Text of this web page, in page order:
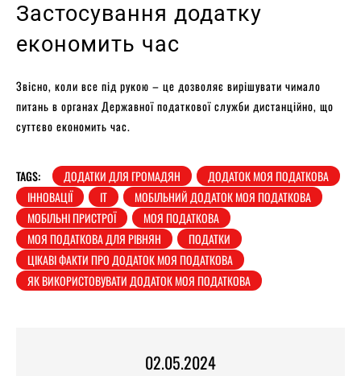
Застосування додатку
економить час
Звісно, коли все під рукою – це дозволяє вирішувати чимало
питань в органах Державної податкової служби дистанційно, що
суттєво економить час.
TAGS: ДОДАТКИ ДЛЯ ГРОМАДЯН
ДОДАТОК МОЯ ПОДАТКОВА
ІННОВАЦІЇ
ІТ
МОБІЛЬНИЙ ДОДАТОК МОЯ ПОДАТКОВА
МОБІЛЬНІ ПРИСТРОЇ
МОЯ ПОДАТКОВА
МОЯ ПОДАТКОВА ДЛЯ РІВНЯН
ПОДАТКИ
ЦІКАВІ ФАКТИ ПРО ДОДАТОК МОЯ ПОДАТКОВА
ЯК ВИКОРИСТОВУВАТИ ДОДАТОК МОЯ ПОДАТКОВА
02.05.2024